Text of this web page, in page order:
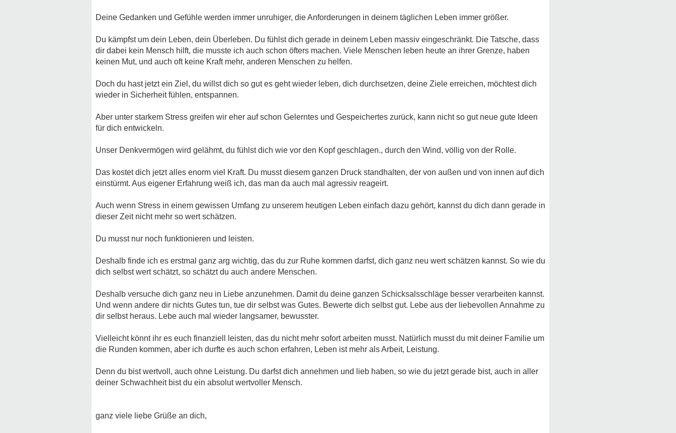
Deine Gedanken und Gefühle werden immer unruhiger, die Anforderungen in deinem täglichen Leben immer größer.
Du kämpfst um dein Leben, dein Überleben. Du fühlst dich gerade in deinem Leben massiv eingeschränkt. Die Tatsche, dass
dir dabei kein Mensch hilft, die musste ich auch schon öfters machen. Viele Menschen leben heute an ihrer Grenze, haben
keinen Mut, und auch oft keine Kraft mehr, anderen Menschen zu helfen.
Doch du hast jetzt ein Ziel, du willst dich so gut es geht wieder leben, dich durchsetzen, deine Ziele erreichen, möchtest dich
wieder in Sicherheit fühlen, entspannen.
Aber unter starkem Stress greifen wir eher auf schon Gelerntes und Gespeichertes zurück, kann nicht so gut neue gute Ideen
für dich entwickeln.
Unser Denkvermögen wird gelähmt, du fühlst dich wie vor den Kopf geschlagen., durch den Wind, völlig von der Rolle.
Das kostet dich jetzt alles enorm viel Kraft. Du musst diesem ganzen Druck standhalten, der von außen und von innen auf dich
einstürmt. Aus eigener Erfahrung weiß ich, das man da auch mal agressiv reageirt.
Auch wenn Stress in einem gewissen Umfang zu unserem heutigen Leben einfach dazu gehört, kannst du dich dann gerade in
dieser Zeit nicht mehr so wert schätzen.
Du musst nur noch funktionieren und leisten.
Deshalb finde ich es erstmal ganz arg wichtig, das du zur Ruhe kommen darfst, dich ganz neu wert schätzen kannst. So wie du
dich selbst wert schätzt, so schätzt du auch andere Menschen.
Deshalb versuche dich ganz neu in Liebe anzunehmen. Damit du deine ganzen Schicksalsschläge besser verarbeiten kannst.
Und wenn andere dir nichts Gutes tun, tue dir selbst was Gutes. Bewerte dich selbst gut. Lebe aus der liebevollen Annahme zu
dir selbst heraus. Lebe auch mal wieder langsamer, bewusster.
Vielleicht könnt ihr es euch finanziell leisten, das du nicht mehr sofort arbeiten musst. Natürlich musst du mit deiner Familie um
die Runden kommen, aber ich durfte es auch schon erfahren, Leben ist mehr als Arbeit, Leistung.
Denn du bist wertvoll, auch ohne Leistung. Du darfst dich annehmen und lieb haben, so wie du jetzt gerade bist, auch in aller
deiner Schwachheit bist du ein absolut wertvoller Mensch.
ganz viele liebe Grüße an dich,